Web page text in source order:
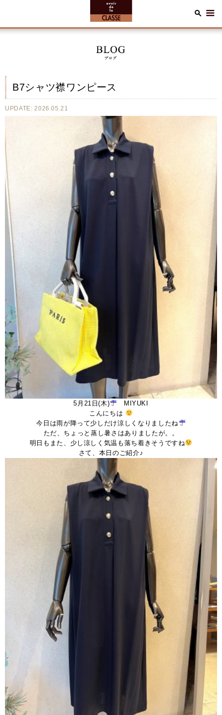
B7シャツ襟ワンピース
UPDATE: 2026.05.21
5月21日(木)
MIYUKI
こんにちは
今日は雨が降って少しだけ涼しくなりましたね
ただ、ちょっと蒸し暑さはありましたが。。
明日もまた、少し涼しく気温も落ち着きそうですね
さて、本日のご紹介♪